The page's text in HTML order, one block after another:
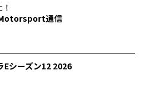
通信
Eシーズン12 2026